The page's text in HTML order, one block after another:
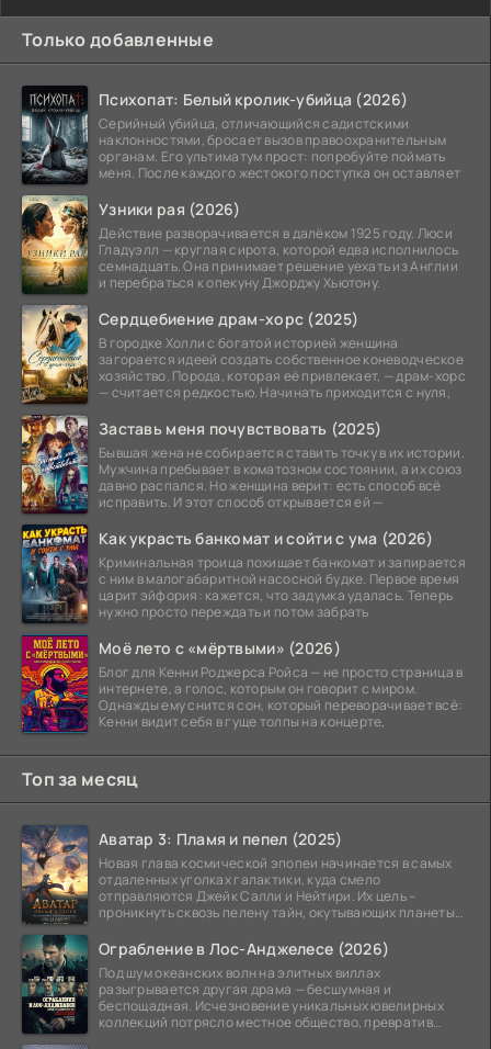
Только добавленные
Психопат: Белый кролик-убийца (2026)
Серийный убийца, отличающийся садистскими
наклонностями, бросает вызов правоохранительным
органам. Его ультиматум прост: попробуйте поймать
меня. После каждого жестокого поступка он оставляет
Узники рая (2026)
Действие разворачивается в далёком 1925 году. Люси
Гладуэлл — круглая сирота, которой едва исполнилось
семнадцать. Она принимает решение уехать из Англии
и перебраться к опекуну Джорджу Хьютону.
Сердцебиение драм-хорс (2025)
В городке Холли с богатой историей женщина
загорается идеей создать собственное коневодческое
хозяйство. Порода, которая её привлекает, — драм-хорс
— считается редкостью. Начинать приходится с нуля,
Заставь меня почувствовать (2025)
Бывшая жена не собирается ставить точку в их истории.
Мужчина пребывает в коматозном состоянии, а их союз
давно распался. Но женщина верит: есть способ всё
исправить. И этот способ открывается ей —
Как украсть банкомат и сойти с ума (2026)
Криминальная троица похищает банкомат и запирается
с ним в малогабаритной насосной будке. Первое время
царит эйфория: кажется, что задумка удалась. Теперь
нужно просто переждать и потом забрать
Моё лето с «мёртвыми» (2026)
Блог для Кенни Роджерса Ройса — не просто страница в
интернете, а голос, которым он говорит с миром.
Однажды ему снится сон, который переворачивает всё:
Кенни видит себя в гуще толпы на концерте,
Топ за месяц
Аватар 3: Пламя и пепел (2025)
Новая глава космической эпопеи начинается в самых
отдаленных уголках галактики, куда смело
отправляются Джейк Салли и Нейтири. Их цель –
проникнуть сквозь пелену тайн, окутывающих планеты
Ограбление в Лос-Анджелесе (2026)
Под шум океанских волн на элитных виллах
разыгрывается другая драма — бесшумная и
беспощадная. Исчезновение уникальных ювелирных
коллекций потрясло местное общество, превратив